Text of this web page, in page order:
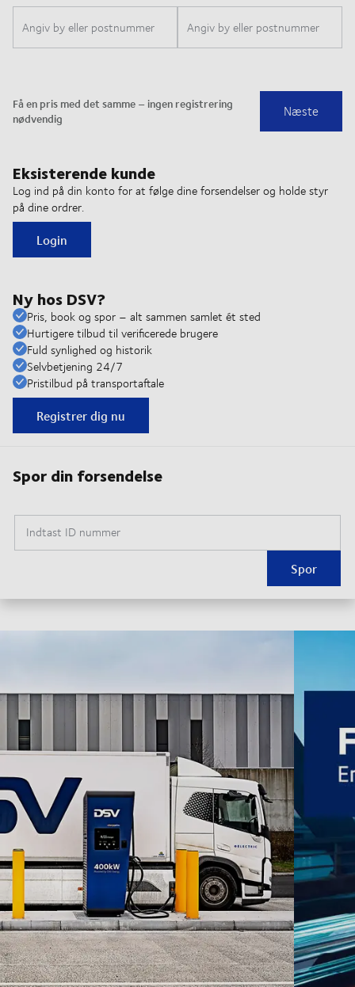
Eksisterende kunde
Log ind på din konto for at følge dine forsendelser og holde styr
på dine ordrer.
Login
Ny hos DSV?
Pris, book og spor – alt sammen samlet ét sted
Hurtigere tilbud til verificerede brugere
Fuld synlighed og historik
Selvbetjening 24/7
Pristilbud på transportaftale
Registrer dig nu
Spor din forsendelse
Indtast ID nummer
Spor